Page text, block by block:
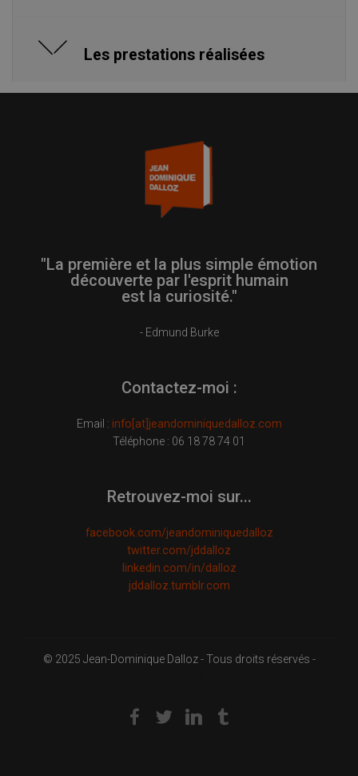
Les prestations réalisées
"La première et la plus simple émotion
découverte par l'esprit humain
est la curiosité."
- Edmund Burke
Contactez-moi :
Email : info[at]jeandominiquedalloz.com
Téléphone : 06 18 78 74 01
Retrouvez-moi sur...
facebook.com/jeandominiquedalloz
twitter.com/jddalloz
linkedin.com/in/dalloz
jddalloz.tumblr.com
© 2025 Jean-Dominique Dalloz - Tous droits réservés -